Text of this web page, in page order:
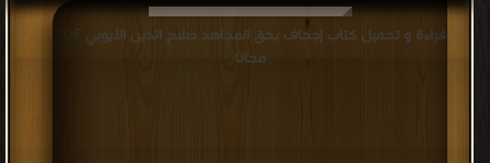
مجانا